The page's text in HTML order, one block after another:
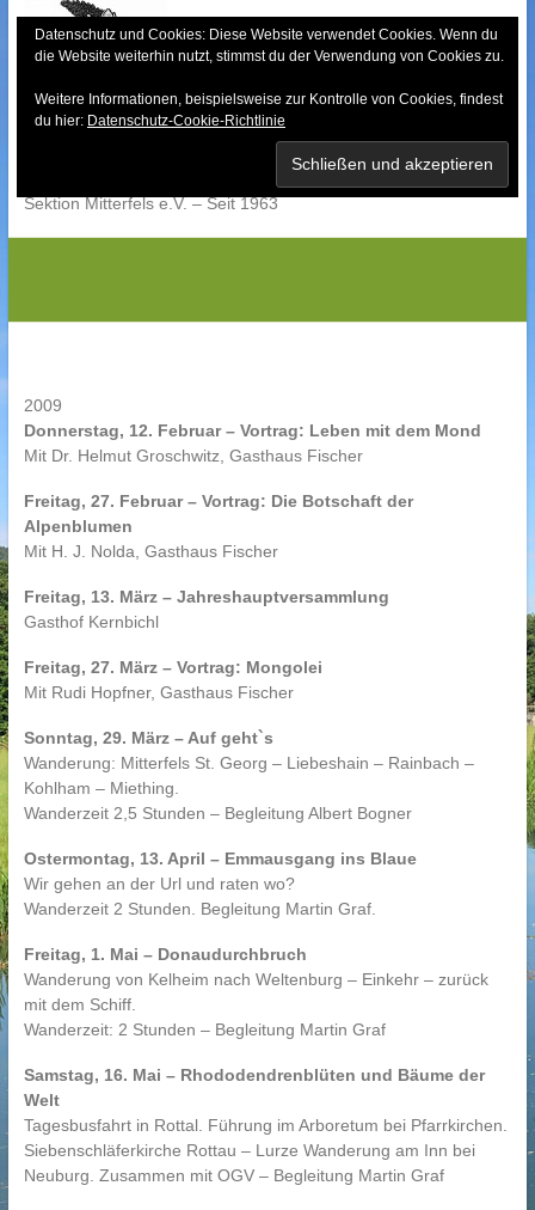
content
Bayerischer Wald-
Sektion Mitterfels e.V. – Seit 1963
2009
Donnerstag, 12. Februar – Vortrag: Leben mit dem Mond
Mit Dr. Helmut Groschwitz, Gasthaus Fischer
Freitag, 27. Februar – Vortrag: Die Botschaft der
Alpenblumen
Mit H. J. Nolda, Gasthaus Fischer
Freitag, 13. März – Jahreshauptversammlung
Gasthof Kernbichl
Freitag, 27. März – Vortrag: Mongolei
Mit Rudi Hopfner, Gasthaus Fischer
Sonntag, 29. März – Auf geht`s
Wanderung: Mitterfels St. Georg – Liebeshain – Rainbach –
Kohlham – Miething.
Wanderzeit 2,5 Stunden – Begleitung Albert Bogner
Ostermontag, 13. April – Emmausgang ins Blaue
Wir gehen an der Url und raten wo?
Wanderzeit 2 Stunden. Begleitung Martin Graf.
Freitag, 1. Mai – Donaudurchbruch
Wanderung von Kelheim nach Weltenburg – Einkehr – zurück
mit dem Schiff.
Wanderzeit: 2 Stunden – Begleitung Martin Graf
Samstag, 16. Mai – Rhododendrenblüten und Bäume der
Welt
Tagesbusfahrt in Rottal. Führung im Arboretum bei Pfarrkirchen.
Siebenschläferkirche Rottau – Lurze Wanderung am Inn bei
Neuburg. Zusammen mit OGV – Begleitung Martin Graf
Datenschutz und Cookies: Diese Website verwendet Cookies. Wenn du
die Website weiterhin nutzt, stimmst du der Verwendung von Cookies zu.
Weitere Informationen, beispielsweise zur Kontrolle von Cookies, findest
du hier: Datenschutz-Cookie-Richtlinie